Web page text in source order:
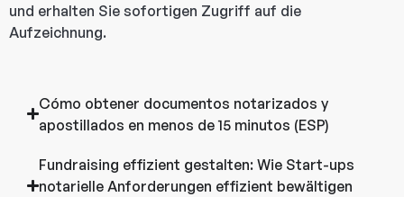
und erhalten Sie sofortigen Zugriff auf die
Aufzeichnung.
Cómo obtener documentos notarizados y
apostillados en menos de 15 minutos (ESP)
Fundraising effizient gestalten: Wie Start-ups
notarielle Anforderungen effizient bewältigen